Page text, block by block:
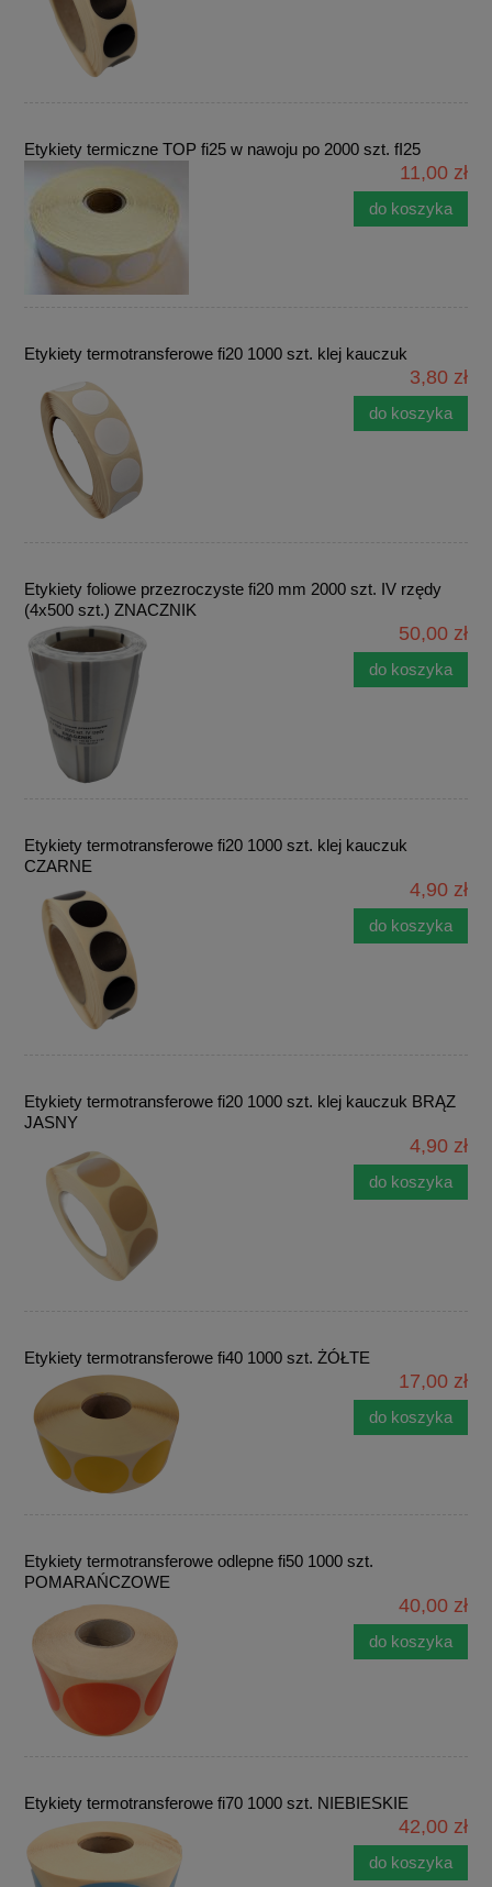
Etykiety termiczne TOP fi25 w nawoju po 2000 szt. fI25
11,00 zł
do koszyka
Etykiety termotransferowe fi20 1000 szt. klej kauczuk
3,80 zł
do koszyka
Etykiety foliowe przezroczyste fi20 mm 2000 szt. IV rzędy
(4x500 szt.) ZNACZNIK
50,00 zł
do koszyka
Etykiety termotransferowe fi20 1000 szt. klej kauczuk
CZARNE
4,90 zł
do koszyka
Etykiety termotransferowe fi20 1000 szt. klej kauczuk BRĄZ
JASNY
4,90 zł
do koszyka
Etykiety termotransferowe fi40 1000 szt. ŻÓŁTE
17,00 zł
do koszyka
Etykiety termotransferowe odlepne fi50 1000 szt.
POMARAŃCZOWE
40,00 zł
do koszyka
Etykiety termotransferowe fi70 1000 szt. NIEBIESKIE
42,00 zł
do koszyka